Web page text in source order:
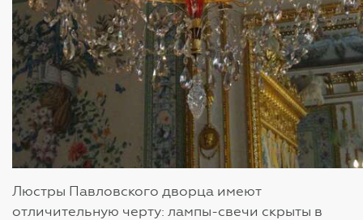
Люстры Павловского дворца имеют
отличительную черту: лампы-свечи скрыты в